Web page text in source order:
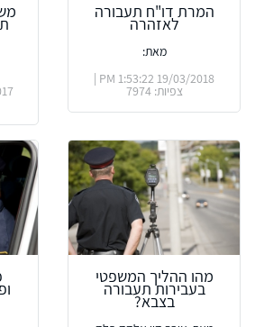
המרת דו"ח תעבורה
לאזהרה
מאת:
19/03/2018 1:53:22 PM |
צפיות: 7974
מהו ההליך המשפטי
בעבירות תעבורה
בצבא?